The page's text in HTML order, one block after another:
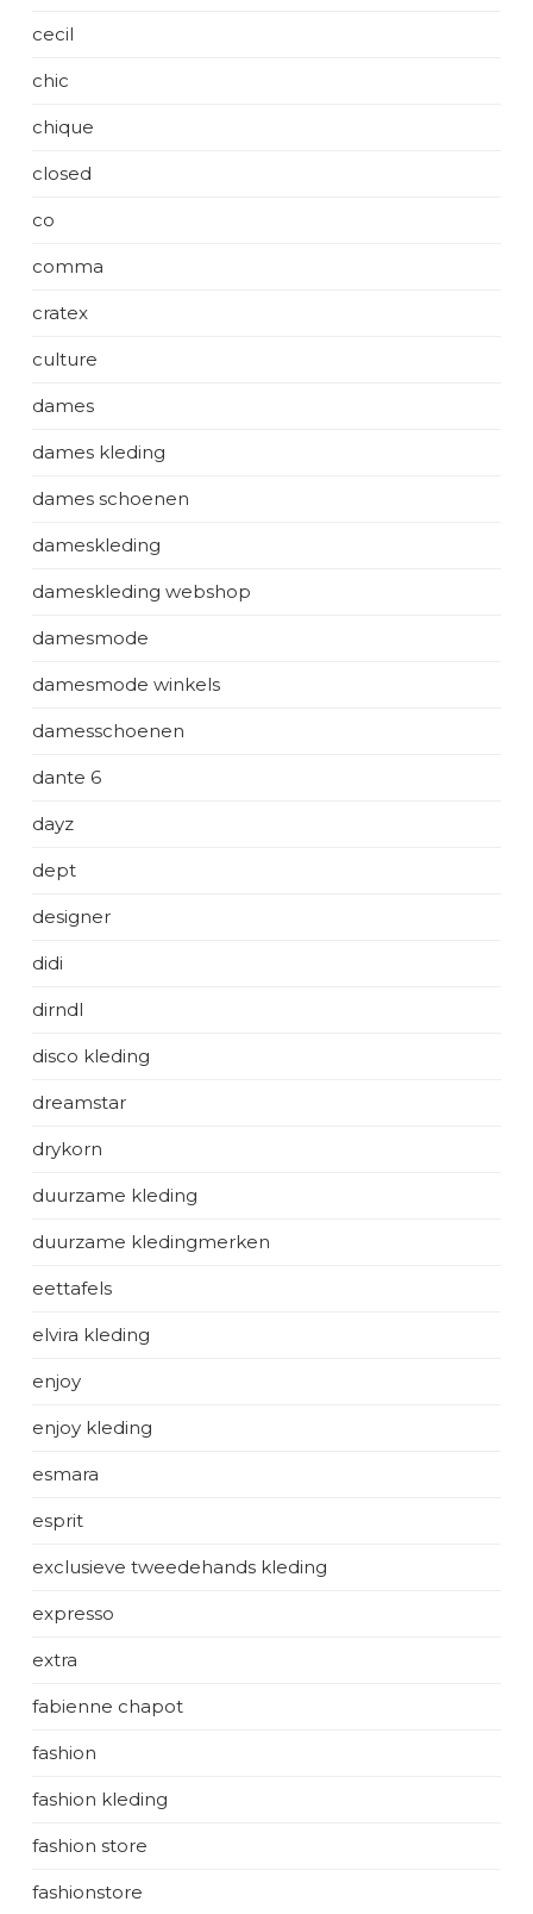
cecil
chic
chique
closed
co
comma
cratex
culture
dames
dames kleding
dames schoenen
dameskleding
dameskleding webshop
damesmode
damesmode winkels
damesschoenen
dante 6
dayz
dept
designer
didi
dirndl
disco kleding
dreamstar
drykorn
duurzame kleding
duurzame kledingmerken
eettafels
elvira kleding
enjoy
enjoy kleding
esmara
esprit
exclusieve tweedehands kleding
expresso
extra
fabienne chapot
fashion
fashion kleding
fashion store
fashionstore